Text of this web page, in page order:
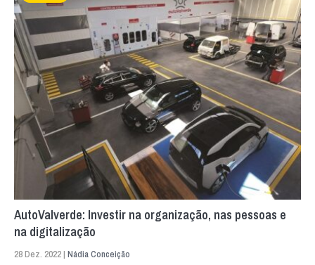
AutoValverde: Investir na organização, nas pessoas e
na digitalização
28 Dez. 2022 | Nádia Conceição